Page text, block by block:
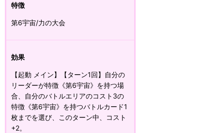
特徴
第6宇宙/力の大会
効果
【起動 メイン】【ターン1回】自分の
リーダーが特徴《第6宇宙》を持つ場
合、自分のバトルエリアのコスト3の
特徴《第6宇宙》を持つバトルカード1
枚までを選び、このターン中、コスト
+2。